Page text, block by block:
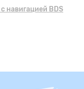
навигацией BDS